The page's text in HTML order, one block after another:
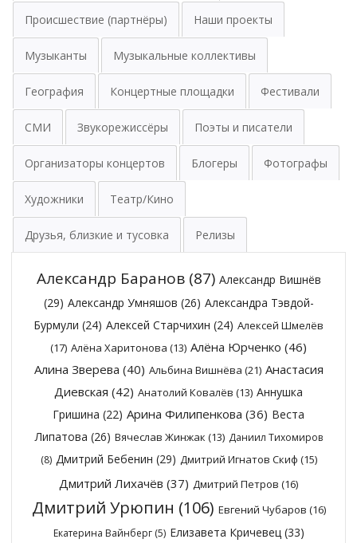
Происшествие (партнёры) Наши проекты
Музыканты Музыкальные коллективы
География Концертные площадки Фестивали
СМИ Звукорежиссёры Поэты и писатели
Организаторы концертов Блогеры Фотографы
Художники Театр/Кино
Друзья, близкие и тусовка Релизы
Александр Баранов(87) Александр Вишнёв
(29) Александр Умняшов (26) Александра Тэвдой-
Бурмули (24) Алексей Старчихин (24) Алексей Шмелёв
(17) Алёна Харитонова (13) Алёна Юрченко (46)
Алина Зверева (40) Альбина Вишнёва (21) Анастасия
Диевская (42) Анатолий Ковалёв (13) Аннушка
Гришина (22) Арина Филипенкова (36) Веста
Липатова (26) Вячеслав Жинжак (13) Даниил Тихомиров
(8) Дмитрий Бебенин (29) Дмитрий Игнатов Скиф (15)
Дмитрий Лихачёв (37) Дмитрий Петров (16)
Дмитрий Урюпин (106) Евгений Чубаров (16)
Екатерина Вайнберг(5) Елизавета Кричевец(33)